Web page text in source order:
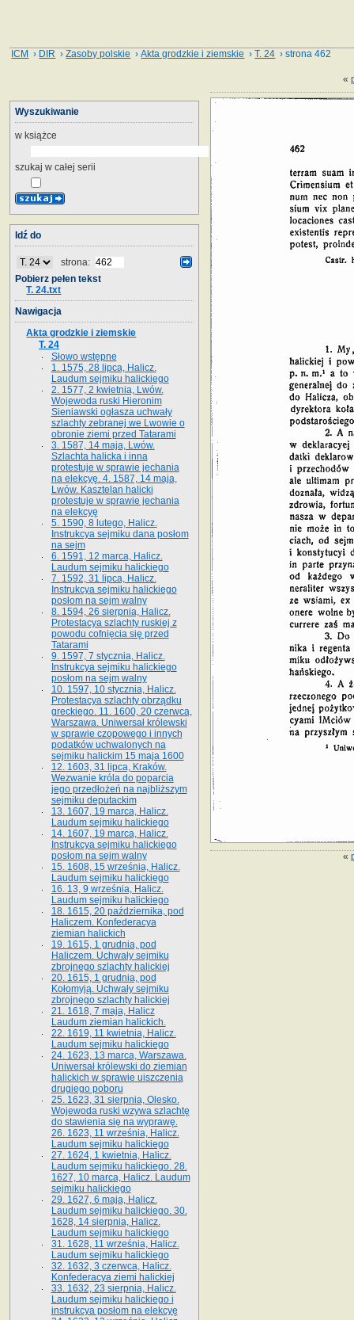
ICM › DIR ›Zasoby polskie ›Akta grodzkie i ziemskie ›T. 24 › strona 462
«
«
Wyszukiwanie
w książce
szukaj w całej serii
Idź do
strona:
Pobierz pełen tekst
T. 24.txt
Nawigacja
Akta grodzkie i ziemskie
T. 24
Słowo wstępne
1. 1575, 28 lipca, Halicz.
Laudum sejmiku halickiego
2. 1577, 2 kwietnia, Lwów.
Wojewoda ruski Hieronim
Sieniawski ogłasza uchwały
szlachty zebranej we Lwowie o
obronie ziemi przed Tatarami
3. 1587, 14 maja, Lwów.
Szlachta halicka i inna
protestuje w sprawie jechania
na elekcyę. 4. 1587, 14 maja,
Lwów. Kasztelan halicki
protestuje w sprawie jechania
na elekcyę
5. 1590, 8 lutego, Halicz.
Instrukcya sejmiku dana posłom
na sejm
6. 1591, 12 marca, Halicz.
Laudum sejmiku halickiego
7. 1592, 31 lipca, Halicz.
Instrukcya sejmiku halickiego
posłom na sejm walny
8. 1594, 26 sierpnia, Halicz.
Protestacya szlachty ruskiej z
powodu cofnięcia się przed
Tatarami
9. 1597, 7 stycznia, Halicz.
Instrukcya sejmiku halickiego
posłom na sejm walny
10. 1597, 10 stycznia, Halicz.
Protestacya szlachty obrządku
greckiego. 11. 1600, 20 czerwca,
Warszawa. Uniwersał królewski
w sprawie czopowego i innych
podatków uchwalonych na
sejmiku halickim 15 maja 1600
12. 1603, 31 lipca, Kraków.
Wezwanie króla do poparcia
jego przedłożeń na najbliższym
sejmiku deputackim
13. 1607, 19 marca, Halicz.
Laudum sejmiku halickiego
14. 1607, 19 marca, Halicz.
Instrukcya sejmiku halickiego
posłom na sejm walny
15. 1608, 15 września, Halicz.
Laudum sejmiku halickiego
16. 13, 9 września, Halicz.
Laudum sejmiku halickiego
18. 1615, 20 października, pod
Haliczem. Konfederacya
ziemian halickich
19. 1615, 1 grudnia, pod
Haliczem. Uchwały sejmiku
zbrojnego szlachty halickiej
20. 1615, 1 grudnia, pod
Kołomyją. Uchwały sejmiku
zbrojnego szlachty halickiej
21. 1618, 7 maja, Halicz
Laudum ziemian halickich.
22. 1619, 11 kwietnia, Halicz.
Laudum sejmiku halickiego
24. 1623, 13 marca, Warszawa.
Uniwersał królewski do ziemian
halickich w sprawie uiszczenia
drugiego poboru
25. 1623, 31 sierpnia, Olesko.
Wojewoda ruski wzywa szlachtę
do stawienia się na wyprawę.
26. 1623, 11 września, Halicz.
Laudum sejmiku halickiego
27. 1624, 1 kwietnia, Halicz.
Laudum sejmiku halickiego. 28.
1627, 10 marca, Halicz. Laudum
sejmiku halickiego
29. 1627, 6 maja, Halicz.
Laudum sejmiku halickiego. 30.
1628, 14 sierpnia, Halicz.
Laudum sejmiku halickiego
31. 1628, 11 września, Halicz.
Laudum sejmiku halickiego
32. 1632, 3 czerwca, Halicz.
Konfederacya ziemi halickiej
33. 1632, 23 sierpnia, Halicz.
Laudum sejmiku halickiego i
instrukcya posłom na elekcyę